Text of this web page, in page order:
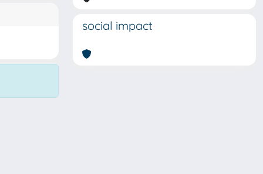
social impact